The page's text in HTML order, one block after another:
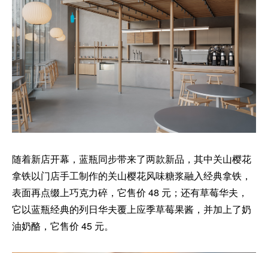
随着新店开幕，蓝瓶同步带来了两款新品，其中关山樱花
拿铁以门店手工制作的关山樱花风味糖浆融入经典拿铁，
表面再点缀上巧克力碎，它售价 48 元；还有草莓华夫，
它以蓝瓶经典的列日华夫覆上应季草莓果酱，并加上了奶
油奶酪，它售价 45 元。